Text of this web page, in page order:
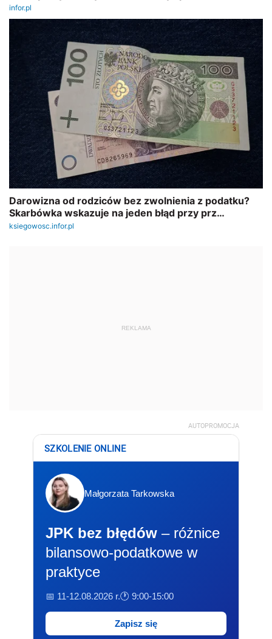
REKLAMA
AUTOPROMOCJA
SZKOLENIE ONLINE
Małgorzata Tarkowska
JPK bez błędów – różnice
bilansowo-podatkowe w
praktyce
📅 11-12.08.2026 r.🕐 9:00-15:00
Zapisz się